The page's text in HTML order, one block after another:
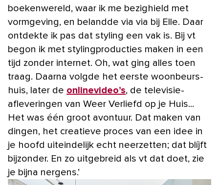
boekenwereld, waar ik me bezighield met
vormgeving, en belandde via via bij Elle. Daar
ontdekte ik pas dat styling een vak is. Bij vt
begon ik met stylingproducties maken in een
tijd zonder internet. Oh, wat ging alles toen
traag. Daarna volgde het eerste woonbeurs-
huis, later de onlinevideo’s, de televisie-
afleveringen van Weer Verliefd op je Huis...
Het was één groot avontuur. Dat maken van
dingen, het creatieve proces van een idee in
je hoofd uiteindelijk echt neerzetten; dat blíjft
bijzonder. En zo uitgebreid als vt dat doet, zie
je bijna nergens.’